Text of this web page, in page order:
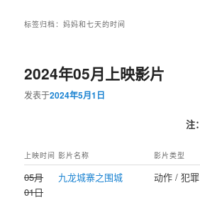
标签归档：妈妈和七天的时间
2024年05月上映影片
发表于2024年5月1日
注：
上映时间 影片名称 影片类型
05月
01日
九龙城寨之围城 动作 / 犯罪